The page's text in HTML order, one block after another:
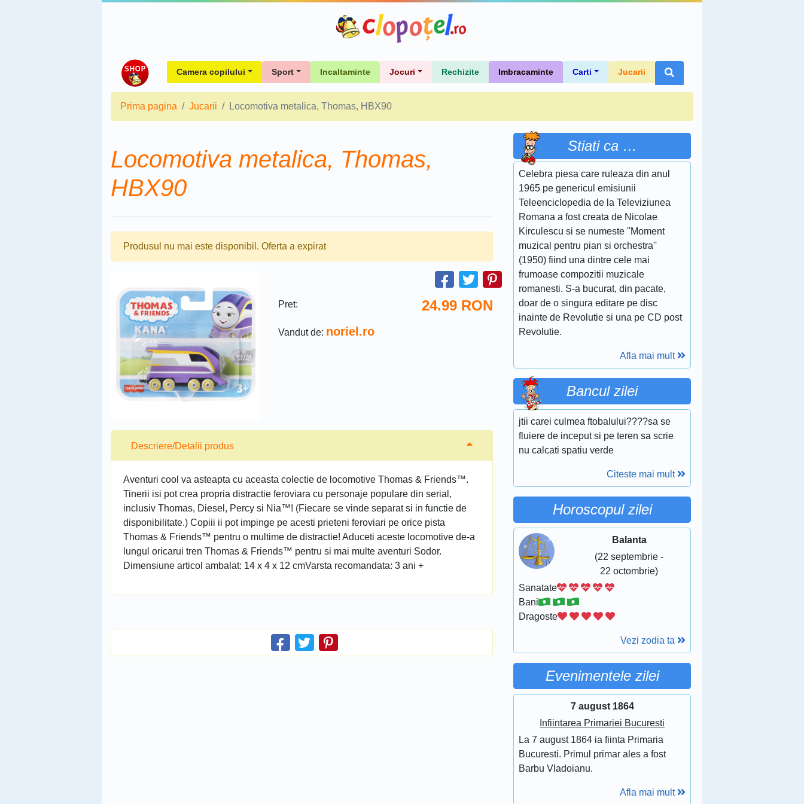
Camera copilului Sport Incaltaminte Jocuri Rechizite Imbracaminte Carti Jucarii
Prima pagina Jucarii Locomotiva metalica, Thomas, HBX90
Locomotiva metalica, Thomas,
HBX90
Produsul nu mai este disponibil. Oferta a expirat
Pret: 24.99 RON
Vandut de: noriel.ro
Descriere/Detalii produs
Aventuri cool va asteapta cu aceasta colectie de locomotive Thomas & Friends™.
Tinerii isi pot crea propria distractie feroviara cu personaje populare din serial,
inclusiv Thomas, Diesel, Percy si Nia™! (Fiecare se vinde separat si in functie de
disponibilitate.) Copiii ii pot impinge pe acesti prieteni feroviari pe orice pista
Thomas & Friends™ pentru o multime de distractie! Aduceti aceste locomotive de-a
lungul oricarui tren Thomas & Friends™ pentru si mai multe aventuri Sodor.
Dimensiune articol ambalat: 14 x 4 x 12 cmVarsta recomandata: 3 ani +
Stiati ca …
Celebra piesa care ruleaza din anul
1965 pe genericul emisiunii
Teleenciclopedia de la Televiziunea
Romana a fost creata de Nicolae
Kirculescu si se numeste ''Moment
muzical pentru pian si orchestra''
(1950) fiind una dintre cele mai
frumoase compozitii muzicale
romanesti. S-a bucurat, din pacate,
doar de o singura editare pe disc
inainte de Revolutie si una pe CD post
Revolutie.
Afla mai mult
Bancul zilei
jtii carei culmea ftobalului????sa se
fluiere de inceput si pe teren sa scrie
nu calcati spatiu verde
Citeste mai mult
Horoscopul zilei
Balanta
(22 septembrie -
22 octombrie)
Sanatate
Bani
Dragoste
Vezi zodia ta
Evenimentele zilei
7 august 1864
Infiintarea Primariei Bucuresti
La 7 august 1864 ia fiinta Primaria
Bucuresti. Primul primar ales a fost
Barbu Vladoianu.
Afla mai mult